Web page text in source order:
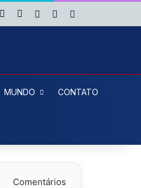
YouTubeInstagram
Entrar Artigo aleatório
MUNDO CONTATO
Comentários